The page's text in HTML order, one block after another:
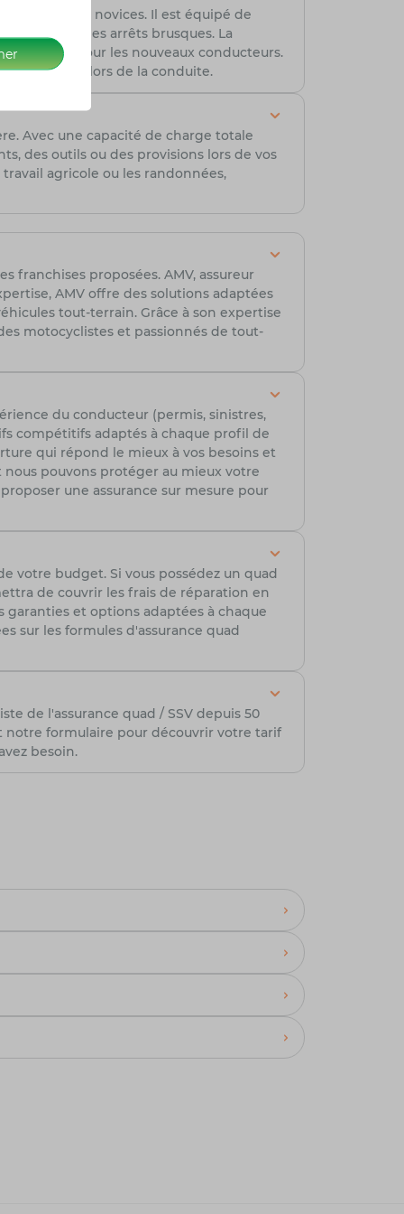
les novices. Il est équipé de
lors des arrêts brusques. La
pour les nouveaux conducteurs.
globale lors de la conduite.
Avec une capacité de charge totale
des outils ou des provisions lors de vos
agricole ou les randonnées,
franchises proposées. AMV, assureur
AMV offre des solutions adaptées
tout-terrain. Grâce à son expertise
motocyclistes et passionnés de tout-
du conducteur (permis, sinistres,
compétitifs adaptés à chaque profil de
qui répond le mieux à vos besoins et
pouvons protéger au mieux votre
une assurance sur mesure pour
votre budget. Si vous possédez un quad
de couvrir les frais de réparation en
garanties et options adaptées à chaque
sur les formules d'assurance quad
de l'assurance quad / SSV depuis 50
notre formulaire pour découvrir votre tarif
besoin.